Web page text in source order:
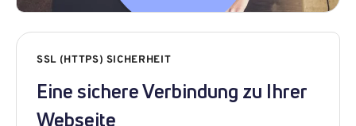
SSL (HTTPS) SICHERHEIT
Eine sichere Verbindung zu Ihrer
Webseite